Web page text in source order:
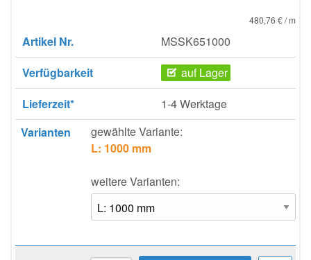
480,76 € / m
Artikel Nr.
MSSK651000
Verfügbarkeit
auf Lager
Lieferzeit*
1-4 Werktage
Varianten
gewählte Variante:
L: 1000 mm
weitere Varianten: